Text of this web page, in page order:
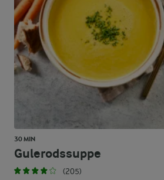
30 MIN
Gulerodssuppe
(205)